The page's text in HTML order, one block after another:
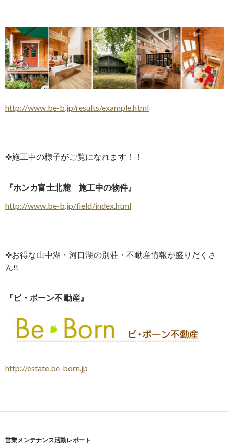
http://www.be-b.jp/results/example.html
✜施工中の様子がご覧になれます！！
『ホンカ富士北麓 施工中の物件』
http://www.be-b.jp/field/index.html
✜お得な山中湖・河口湖の別荘・不動産情報が盛りだくさ
ん!!
『ビ・ボーン不 動産』
http://estate.be-born.jp
営業メンテナンス活動レポート